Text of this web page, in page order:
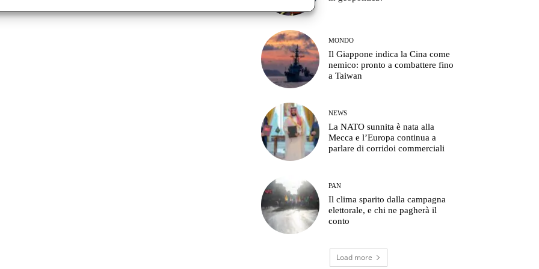
MONDO
Il Giappone indica la Cina come
nemico: pronto a combattere fino
a Taiwan
NEWS
La NATO sunnita è nata alla
Mecca e l’Europa continua a
parlare di corridoi commerciali
PAN
Il clima sparito dalla campagna
elettorale, e chi ne pagherà il
conto
Load more